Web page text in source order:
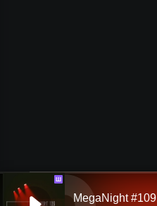
Ш
MegaNight #109